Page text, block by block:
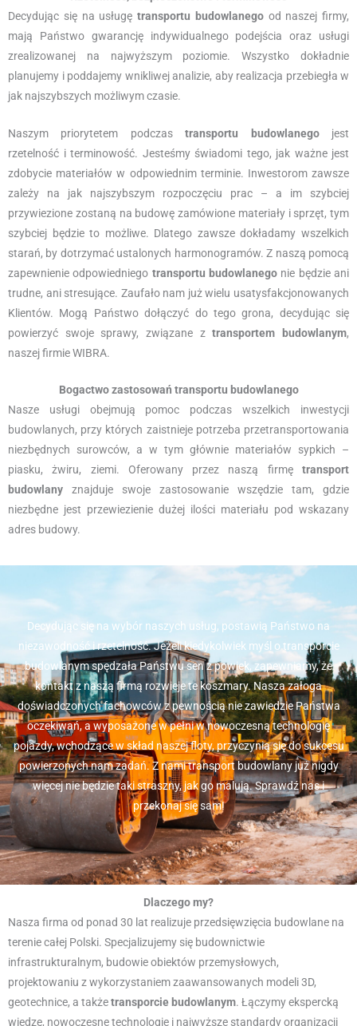
Decydując się na usługę transportu budowlanegood naszej firmy,
mają Państwo gwarancję indywidualnego podejścia oraz usługi
zrealizowanej na najwyższym poziomie. Wszystko dokładnie
planujemy i poddajemy wnikliwej analizie, aby realizacja przebiegła w
jak najszybszych możliwym czasie.
Naszym priorytetem podczastransportu budowlanegojest
rzetelność i terminowość. Jesteśmy świadomi tego, jak ważne jest
zdobycie materiałów w odpowiednim terminie. Inwestorom zawsze
zależy na jak najszybszym rozpoczęciu prac – a im szybciej
przywiezione zostaną na budowę zamówione materiały i sprzęt, tym
szybciej będzie to możliwe. Dlatego zawsze dokładamy wszelkich
starań, by dotrzymać ustalonych harmonogramów. Z naszą pomocą
zapewnienie odpowiedniego transportu budowlanego nie będzie ani
trudne, ani stresujące. Zaufało nam już wielu usatysfakcjonowanych
Klientów. Mogą Państwo dołączyć do tego grona, decydując się
powierzyć swoje sprawy, związane ztransportem budowlanym,
naszej firmie WIBRA.
Bogactwo zastosowań transportu budowlanego
Nasze usługi obejmują pomoc podczas wszelkich inwestycji
budowlanych, przy których zaistnieje potrzeba przetransportowania
niezbędnych surowców, a w tym głównie materiałów sypkich –
piasku, żwiru, ziemi. Oferowany przez naszą firmę transport
budowlany znajduje swoje zastosowanie wszędzie tam, gdzie
niezbędne jest przewiezienie dużej ilości materiału pod wskazany
adres budowy.
Decydując się na wybór naszych usług, postawią Państwo na
niezawodność i rzetelność. Jeżeli kiedykolwiek myśl o transporcie
budowlanym spędzała Państwu sen z powiek, zapewniamy, że
kontakt z naszą firmą rozwieje te koszmary. Nasza załoga
doświadczonych fachowców z pewnością nie zawiedzie Państwa
oczekiwań, a wyposażone w pełni w nowoczesną technologię
pojazdy, wchodzące w skład naszej floty, przyczynią się do sukcesu
powierzonych nam zadań. Z nami transport budowlany już nigdy
więcej nie będzie taki straszny, jak go malują. Sprawdź nas i
przekonaj się sam!
Dlaczego my?
Nasza firma od ponad 30 lat realizuje przedsięwzięcia budowlane na
terenie całej Polski. Specjalizujemy się budownictwie
infrastrukturalnym, budowie obiektów przemysłowych,
projektowaniu z wykorzystaniem zaawansowanych modeli 3D,
geotechnice, a takżetransporcie budowlanym. Łączymy ekspercką
wiedzę, nowoczesne technologie i najwyższe standardy organizacji